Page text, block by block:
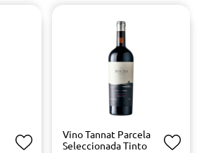
Vino Tannat Parcela
Seleccionada Tinto